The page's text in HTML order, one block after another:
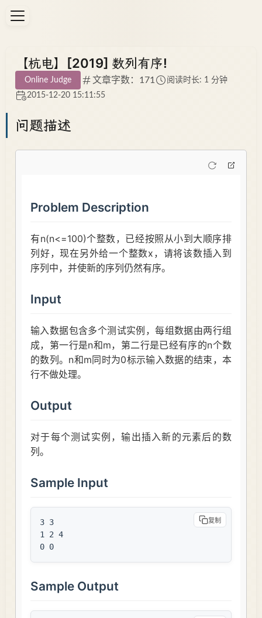
【杭电】[2019] 数列有序!
Online Judge 文章字数：171
阅读时长: 1 分钟
2015-12-20 15:11:55
问题描述